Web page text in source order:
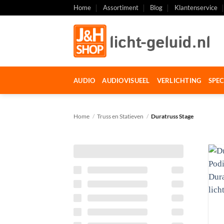
naar
Home Assortiment Blog Klantenservice
AUDIO AUDIOVISUEEL VERLICHTING
Home / Truss en Statieven / Duratruss Stage